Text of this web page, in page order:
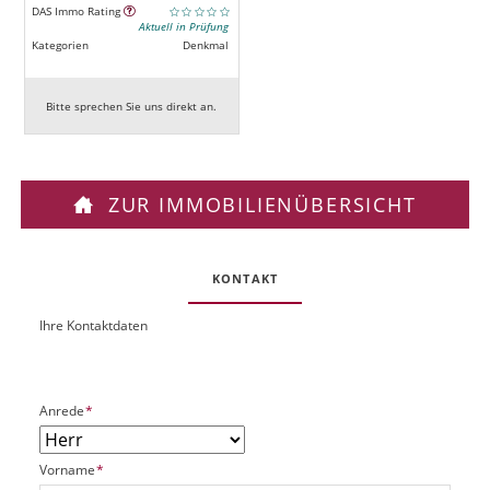
DAS Immo Rating
Aktuell in Prüfung
Kategorien
Denkmal
Bitte sprechen Sie uns direkt an.
ZUR IMMOBILIENÜBERSICHT
KONTAKT
O
k
P
UIhre Kontaktdaten
P
f
l
i
Anrede*
P
Vorname*